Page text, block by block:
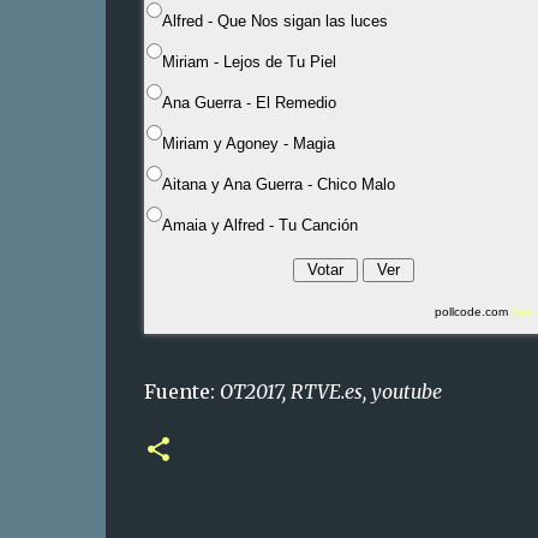
Alfred - Que Nos sigan las luces
Miriam - Lejos de Tu Piel
Ana Guerra - El Remedio
Miriam y Agoney - Magia
Aitana y Ana Guerra - Chico Malo
Amaia y Alfred - Tu Canción
pollcode.com free
Fuente: OT2017, RTVE.es, youtube